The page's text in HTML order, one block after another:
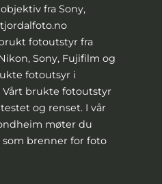
fra Sony,
fotoutstyr fra
Sony, Fujifilm og
fotoutsyr i
brukte fotoutstyr
og renset. I vår
møter du
brenner for foto